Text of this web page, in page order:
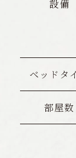
設備
ベッドタ
部屋数